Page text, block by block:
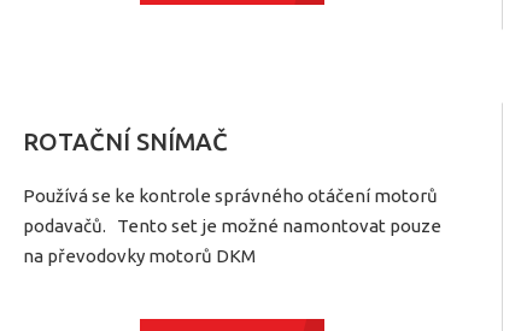
ROTAČNÍ SNÍMAČ
Používá se ke kontrole správného otáčení motorů
podavačů. Tento set je možné namontovat pouze
na převodovky motorů DKM